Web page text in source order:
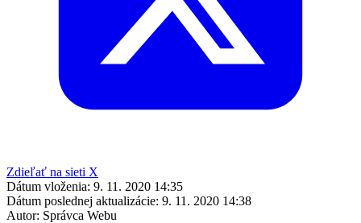
Zdieľať na sieti X
Dátum vloženia: 9. 11. 2020 14:35
Dátum poslednej aktualizácie: 9. 11. 2020 14:38
Autor: Správca Webu